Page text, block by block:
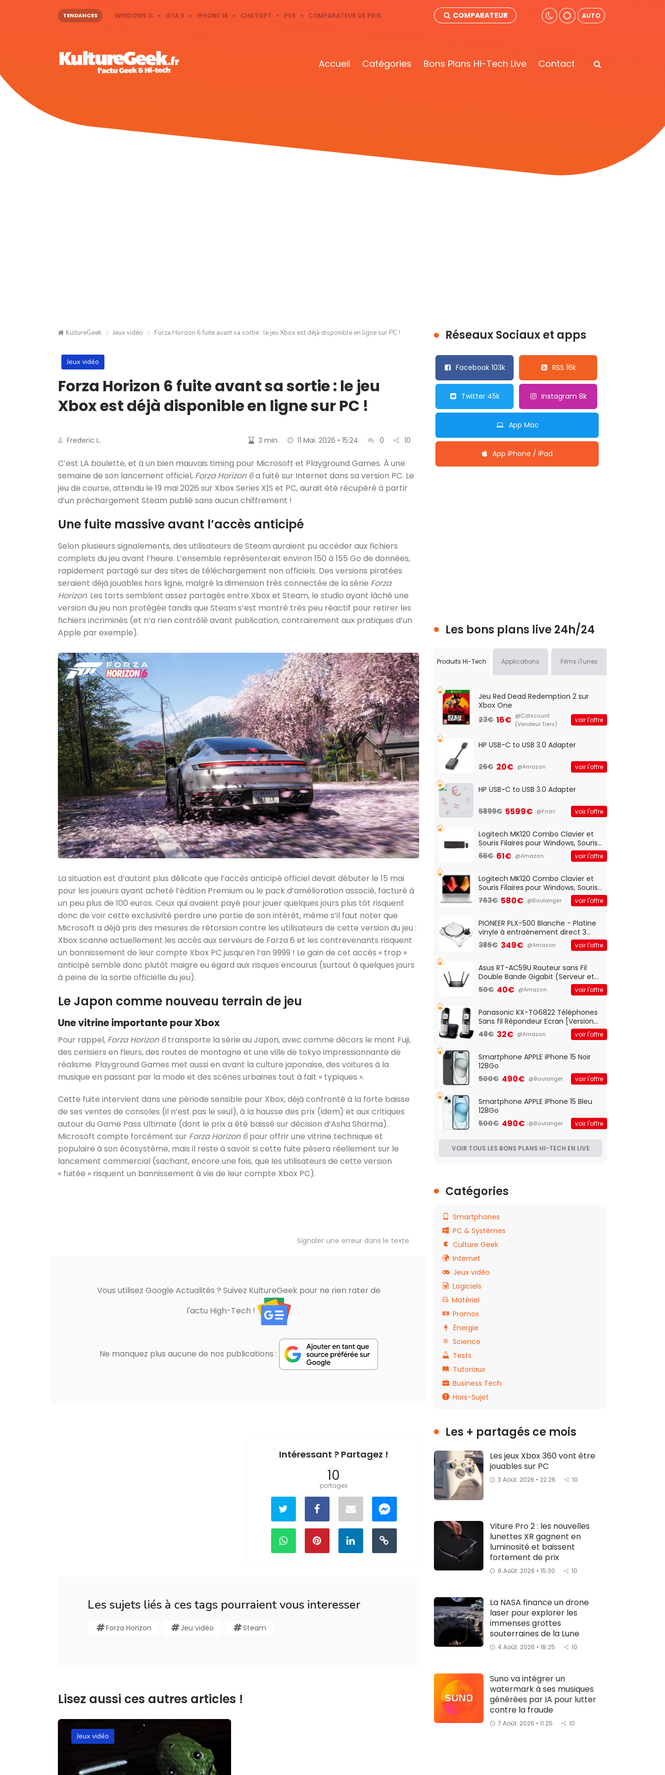
TENDANCES WINDOWS 11 GTA 6 IPHONE 18 CHATGPT PS5 COMPARATEUR DE PRIX COMPARATEUR AUTO
Accueil Catégories Bons Plans Hi-Tech Live Contact
KultureGeek Jeux vidéo Forza Horizon 6 fuite avant sa sortie : le jeu Xbox est déjà disponible en ligne sur PC !
Jeux vidéo
Forza Horizon 6 fuite avant sa sortie : le jeu
Xbox est déjà disponible en ligne sur PC !
Frederic L. 3 min. 11 Mai. 2026 • 15:24 0 10
C’est LA boulette, et à un bien mauvais timing pour Microsoft et Playground Games. À une
semaine de son lancement officiel, Forza Horizon 6a fuité sur Internet dans sa version PC. Le
jeu de course, attendu le 19 mai 2026 sur Xbox Series X|S et PC, aurait été récupéré à partir
d’un préchargement Steam publié sans aucun chiffrement !
Une fuite massive avant l’accès anticipé
Selon plusieurs signalements, des utilisateurs de Steam auraient pu accéder aux fichiers
complets du jeu avant l’heure. L’ensemble représenterait environ 150 à 155 Go de données,
rapidement partagé sur des sites de téléchargement non officiels. Des versions piratées
seraient déjà jouables hors ligne, malgré la dimension très connectée de la série Forza
Horizon. Les torts semblent assez partagés entre Xbox et Steam, le studio ayant lâché une
version du jeu non protégée tandis que Steam s’est montré très peu réactif pour retirer les
fichiers incriminés (et n’a rien contrôlé avant publication, contrairement aux pratiques d’un
Apple par exemple).
La situation est d’autant plus délicate que l’accès anticipé officiel devait débuter le 15 mai
pour les joueurs ayant acheté l’édition Premium ou le pack d’amélioration associé, facturé à
un peu plus de 100 euros. Ceux qui avaient payé pour jouer quelques jours plus tôt risquent
donc de voir cette exclusivité perdre une partie de son intérêt, même s’il faut noter que
Microsoft a déjà pris des mesures de rétorsion contre les utilisateurs de cette version du jeu :
Xbox scanne actuellement les accès aux serveurs de Forza 6 et les contrevenants risquent
un bannissement de leur compte Xbox PC jusqu’en l’an 9999 ! Le gain de cet accès « trop »
anticipé semble donc plutôt maigre eu égard aux risques encourus (surtout à quelques jours
à peine de la sortie officielle du jeu).
Le Japon comme nouveau terrain de jeu
Une vitrine importante pour Xbox
Pour rappel, Forza Horizon 6transporte la série au Japon, avec comme décors le mont Fuji,
des cerisiers en fleurs, des routes de montagne et une ville de tokyo impressionnante de
réalisme. Playground Games met aussi en avant la culture japonaise, des voitures à la
musique en passant par la mode et des scènes urbaines tout à fait « typiques ».
Cette fuite intervient dans une période sensible pour Xbox, déjà confronté à la forte baisse
de ses ventes de consoles (il n’est pas le seul), à la hausse des prix (idem) et aux critiques
autour du Game Pass Ultimate (dont le prix a été baissé sur décision d’Asha Sharma).
Microsoft compte forcément sur Forza Horizon 6pour offrir une vitrine technique et
populaire à son écosystème, mais il reste à savoir si cette fuite pèsera réellement sur le
lancement commercial (sachant, encore une fois, que les utilisateurs de cette version
« fuitée » risquent un bannissement à vie de leur compte Xbox PC).
Signaler une erreur dans le texte
Vous utilisez Google Actualités ? Suivez KultureGeek pour ne rien rater de
l'actu High-Tech !
Ne manquez plus aucune de nos publications :
Intéressant ? Partagez !
10
partages
Les sujets liés à ces tags pourraient vous interesser
Forza Horizon Jeu vidéo Steam
Lisez aussi ces autres articles !
Jeux vidéo
Réseaux Sociaux et apps
Facebook 103k RSS 16k
Twitter 45k Instagram 8k
App Mac
App iPhone / iPad
Les bons plans live 24h/24
Produits Hi-Tech Applications Films iTunes
Jeu Red Dead Redemption 2 sur
Xbox One
23€ 16€ @Cdiscount
(Vendeur Tiers)
voir l'offre
HP USB-C to USB 3.0 Adapter
26€ 20€ @Amazon voir l'offre
HP USB-C to USB 3.0 Adapter
5899€ 5599€ @Fnac voir l'offre
Logitech MK120 Combo Clavier et
Souris Filaires pour Windows, Souris
Optique Filaire, Connexion USB Plug
And Play, Confortable, Taille
QWERTY UK - Noir
66€ 61€ @Amazon voir l'offre
Logitech MK120 Combo Clavier et
Souris Filaires pour Windows, Souris
Optique Filaire, Connexion USB Plug
And Play, Confortable, Taille
QWERTY UK - Noir
763€ 580€ @Boulanger voir l'offre
PIONEER PLX-500 Blanche - Platine
vinyle à entraénement direct 3
vitesses (33-45-78 trs/min) avec
pre-ampli intégré et port USB
385€ 349€ @Amazon voir l'offre
Asus RT-AC59U Routeur sans Fil
Double Bande Gigabit (Serveur et
Client VPN, Triple Vlan, Mode Point
d'accès et Bridge, contrôle
50€ 40€ @Amazon voir l'offre
Panasonic KX-TG6822 Téléphones
Sans fil Répondeur Ecran [Version
Française]
48€ 32€ @Amazon voir l'offre
Smartphone APPLE iPhone 15 Noir
128Go
500€ 490€ @Boulanger voir l'offre
Smartphone APPLE iPhone 15 Bleu
128Go
500€ 490€ @Boulanger voir l'offre
VOIR TOUS LES BONS PLANS HI-TECH EN LIVE
Catégories
Smartphones
PC & Systèmes
Culture Geek
Internet
Jeux vidéo
Logiciels
Matériel
Promos
Énergie
Science
Tests
Tutoriaux
Business Tech
Hors-Sujet
Les + partagés ce mois
Les jeux Xbox 360 vont être
jouables sur PC
3 Août. 2026 • 22:26 10
Viture Pro 2 : les nouvelles
lunettes XR gagnent en
luminosité et baissent
fortement de prix
6 Août. 2026 • 15:30 10
La NASA finance un drone
laser pour explorer les
immenses grottes
souterraines de la Lune
4 Août. 2026 • 18:25 10
Suno va intégrer un
watermark à ses musiques
générées par IA pour lutter
contre la fraude
7 Août. 2026 • 11:25 10